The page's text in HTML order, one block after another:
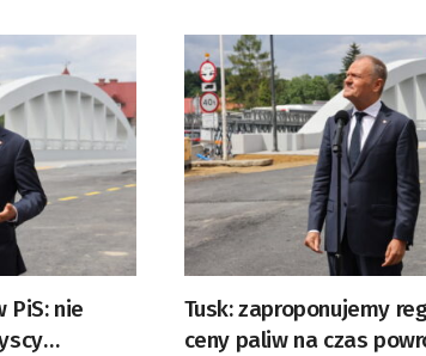
PiS: nie
Tusk: zaproponujemy
ceny paliw na czas